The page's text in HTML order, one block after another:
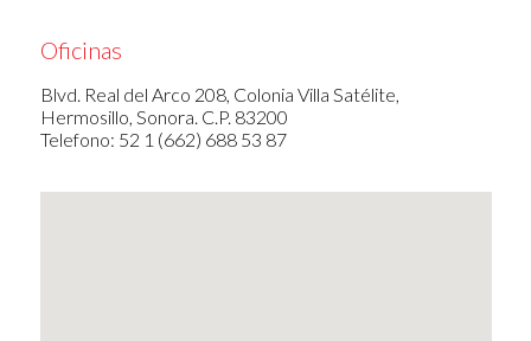
Oficinas
Blvd. Real del Arco 208, Colonia Villa Satélite,
Hermosillo, Sonora. C.P. 83200
Telefono: 52 1 (662) 688 53 87